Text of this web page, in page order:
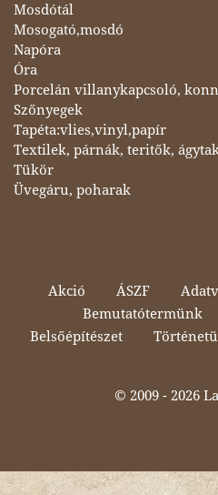
Mosdótál
Mosogató,mosdó
Napóra
Óra
Porcelán villanykapcsoló,
Szőnyegek
Tapéta:vlies,vinyl,papír
Textilek, párnák, teritők,
Tükör
Üvegáru, poharak
Akció ÁSZF
Bemutatótermünk
Belsőépítészet
© 2009 - 2026